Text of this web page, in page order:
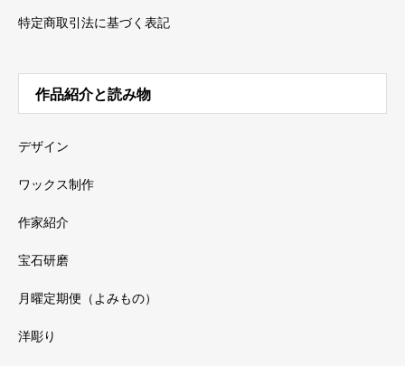
特定商取引法に基づく表記
作品紹介と読み物
デザイン
ワックス制作
作家紹介
宝石研磨
月曜定期便（よみもの）
洋彫り